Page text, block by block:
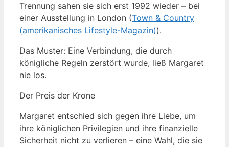
Trennung sahen sie sich erst 1992 wieder – bei
einer Ausstellung in London (Town & Country
(amerikanisches Lifestyle-Magazin)).
Das Muster: Eine Verbindung, die durch
königliche Regeln zerstört wurde, ließ Margaret
nie los.
Der Preis der Krone
Margaret entschied sich gegen ihre Liebe, um
ihre königlichen Privilegien und ihre finanzielle
Sicherheit nicht zu verlieren – eine Wahl, die sie